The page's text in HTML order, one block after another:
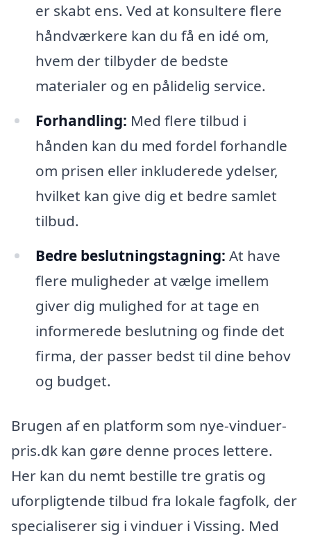
er skabt ens. Ved at konsultere flere
håndværkere kan du få en idé om,
hvem der tilbyder de bedste
materialer og en pålidelig service.
Forhandling: Med flere tilbud i
hånden kan du med fordel forhandle
om prisen eller inkluderede ydelser,
hvilket kan give dig et bedre samlet
tilbud.
Bedre beslutningstagning: At have
flere muligheder at vælge imellem
giver dig mulighed for at tage en
informerede beslutning og finde det
firma, der passer bedst til dine behov
og budget.
Brugen af en platform som nye-vinduer-
pris.dk kan gøre denne proces lettere.
Her kan du nemt bestille tre gratis og
uforpligtende tilbud fra lokale fagfolk, der
specialiserer sig i vinduer i Vissing. Med